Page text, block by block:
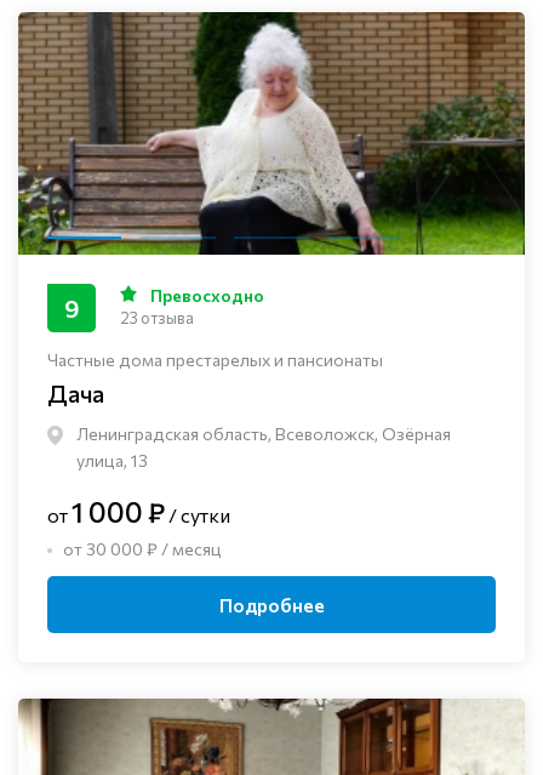
Частные дома престарелых и пансионаты
Дача
Ленинградская область, Всеволожск, Озёрная
улица, 13
9 Превосходно
23 отзыва
от1 000 ₽ / сутки
от 30 000 ₽ / месяц
Подробнее